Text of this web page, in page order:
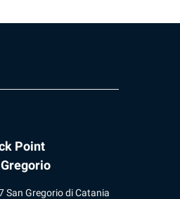
Point
San Gregorio di Catania